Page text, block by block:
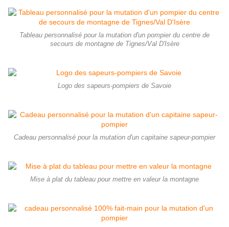
Tableau personnalisé pour la mutation d'un pompier du centre de
secours de montagne de Tignes/Val D'Isère
Logo des sapeurs-pompiers de Savoie
Cadeau personnalisé pour la mutation d'un capitaine sapeur-pompier
Mise à plat du tableau pour mettre en valeur la montagne